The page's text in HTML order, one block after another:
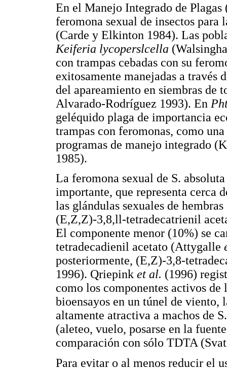
En el Manejo Integrado de
feromona sexual de insectos para
(Carde y Elkinton 1984). Las
Keiferia lycoperslcella
con trampas cebadas con su
exitosamente manejadas a
del apareamiento en siembras de
Alvarado-Rodríguez 1993). En
geléquido plaga de importancia
trampas con feromonas, como
programas de manejo integrado
1985).
La feromona sexual de S.
importante, que representa cerca
las glándulas sexuales de
(E,Z,Z)-3,8,ll-tetradecatrienil
El componente menor (10%) se
tetradecadienil acetato (Attygalle
posteriormente, (E,Z)-3,8-
1996). Qriepink et al. (1996)
como los componentes activos de
bioensayos en un túnel de viento,
altamente atractiva a machos de S.
(aleteo, vuelo, posarse en la
comparación con sólo TDTA
Para evitar o al menos reducir el